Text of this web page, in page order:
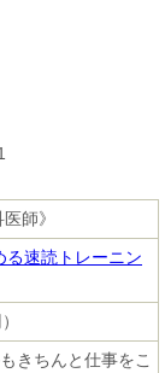
師》
る速読トレーニン
きちんと仕事をこ